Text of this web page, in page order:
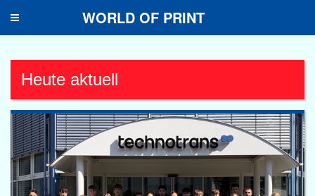
Toggle
WORLD OF PRINT
Heute aktuell